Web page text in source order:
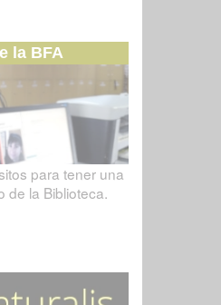
la BFA
para tener una
de la Biblioteca.